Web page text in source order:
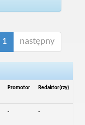
1 następny
Promotor Redaktor(rzy)
- -